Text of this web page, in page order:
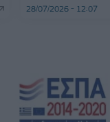
28/07/2026 - 12:07